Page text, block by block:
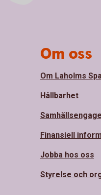
Om oss
Om Laholms
Hållbarhet
Finansiell
Jobba hos oss
Styrelse och